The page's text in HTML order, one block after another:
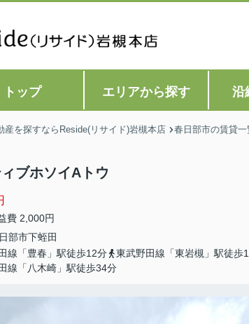
トップ エリアから探す 沿
産を探すならReside(リサイド)岩槻本店 春日部市の賃貸一
ブホソイAトウ
費 2,000円
部市下蛭田
線「豊春」駅徒歩12分
東武野田線「東岩槻」駅徒歩
線「八木崎」駅徒歩34分